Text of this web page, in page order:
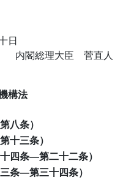
日
内閣総理大臣 菅直人
構法
八条）
十三条）
四条―第二十二条）
条―第三十四条）